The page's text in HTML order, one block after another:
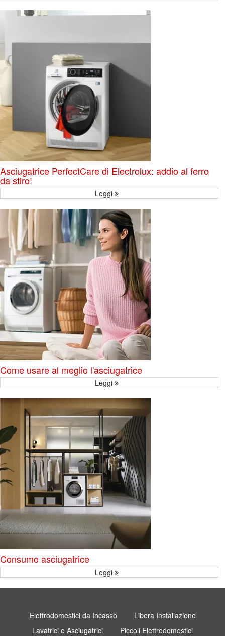
Asciugatrice PerfectCare di Electrolux: addio al ferro
da stiro!
Leggi
Come usare al meglio l'asciugatrice
Leggi
Consumo asciugatrice
Leggi
Elettrodomestici da Incasso
Libera Installazione
Lavatrici e Asciugatrici
Piccoli Elettrodomestici